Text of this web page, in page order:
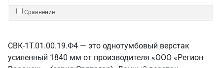
Сравнение
СВК-1Т.01.00.19.Ф4 — это однотумбовый верстак
усиленный 1840 мм от производителя «ООО «Регион